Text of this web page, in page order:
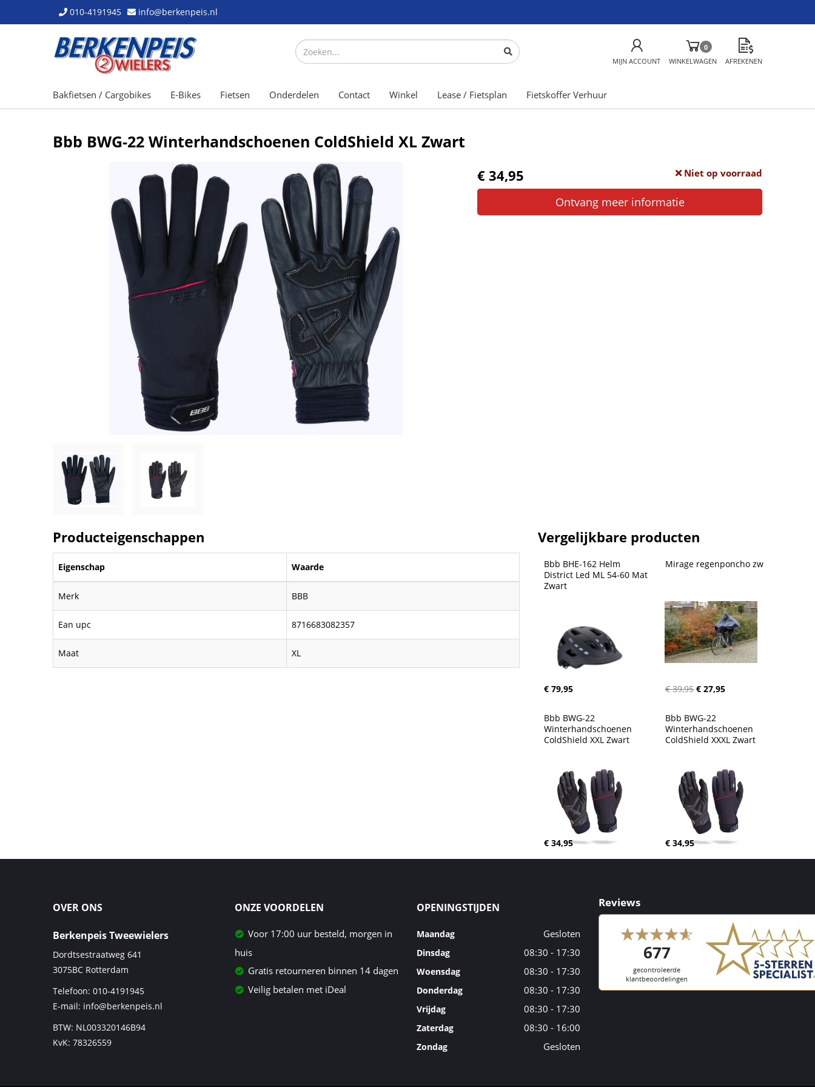
010-4191945 info@berkenpeis.nl
MIJN ACCOUNT
0
WINKELWAGEN
AFREKENEN
Bakfietsen / Cargobikes E-Bikes Fietsen Onderdelen Contact Winkel Lease / Fietsplan Fietskoffer Verhuur
Bbb BWG-22 Winterhandschoenen ColdShield XL Zwart
€ 34,95 Niet op voorraad
Ontvang meer informatie
Producteigenschappen
Eigenschap Waarde
Merk BBB
Ean upc 8716683082357
Maat XL
Vergelijkbare producten
Bbb BHE-162 Helm
District Led ML 54-60 Mat
Zwart
€ 79,95
Mirage regenponcho zw
€ 39,95 € 27,95
Bbb BWG-22
Winterhandschoenen
ColdShield XXL Zwart
€ 34,95
Bbb BWG-22
Winterhandschoenen
ColdShield XXXL Zwart
€ 34,95
OVER ONS
Berkenpeis Tweewielers
Dordtsestraatweg 641
3075BC Rotterdam
Telefoon: 010-4191945
E-mail: info@berkenpeis.nl
BTW: NL003320146B94
KvK: 78326559
ONZE VOORDELEN
Voor 17:00 uur besteld, morgen in
huis
Gratis retourneren binnen 14 dagen
Veilig betalen met iDeal
OPENINGSTIJDEN
Maandag Gesloten
Dinsdag 08:30 - 17:30
Woensdag 08:30 - 17:30
Donderdag 08:30 - 17:30
Vrijdag 08:30 - 17:30
Zaterdag 08:30 - 16:00
Zondag Gesloten
Reviews